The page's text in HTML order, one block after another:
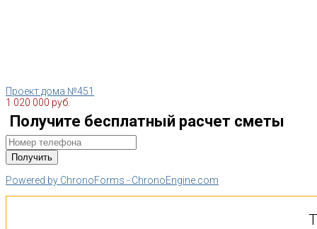
Проект дома №451
1 020 000 руб.
Получите бесплатный расчет сметы
Powered by ChronoForms - ChronoEngine.com